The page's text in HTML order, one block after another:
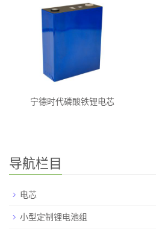
宁德时代磷酸铁锂电芯
导航栏目
电芯
小型定制锂电池组